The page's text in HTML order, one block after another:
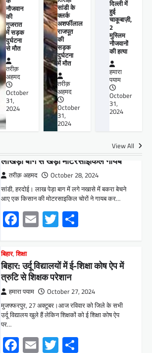
नौजवान
की
गुजरात
में सड़क
दुर्घटना‌
से मौत
तरीक़
अहमद
October
31,
2024
सांडी के
क्लर्क
अशर्फीलाल
राजपूत
की
सड़क
दुर्घटना
में मौत
तरीक़
अहमद
October
31,
2024
दिल्ली में
हुई
चाकूबाज़ी,
2
मुस्लिम
नौजवानों
की हत्या
हमारा
पयाम
October
31,
2024
View All
Facebook
Email
TwitterShare
हरदोई
लाखेड़ा बाग से खड़ी मोटरसाइकिल गायब
तरीक़ अहमद October 28, 2024
सांडी, हरदोई। लाख पेड़ा बाग में लगे नखासे में बकरा बेचने
आए एक किसान की मोटरसाइकिल चोरों ने गायब कर…
Facebook
Email
TwitterShare
बिहार: उर्दू विद्यालयों में ई-शिक्षा कोष ऐप में
त्रुटि से शिक्षक परेशान
हमारा पयाम October 27, 2024
मुजफ्फरपुर, 27 अक्टूबर।आज रविवार को जिले के सभी
उर्दू विद्यालय खुले हैं लेकिन शिक्षकों को ई शिक्षा कोष ऐप
पर…
Facebook
EmailTwitter
Share
चुनावी हलचल,बिहार
पुर्व सांसद शहाबुद्दीन की पत्नी और बेटे
ओसामा आरजेडी में शामिल
हमारा पयाम October 27, 2024
पटना:दिवंगत राष्ट्रीय जनता दल (आरजेडी) नेता और
सिवान के पूर्व सांसद मोहम्मद शहाबुद्दीन के पुत्र ओसामा
शहाब और उनकी पत्नी…